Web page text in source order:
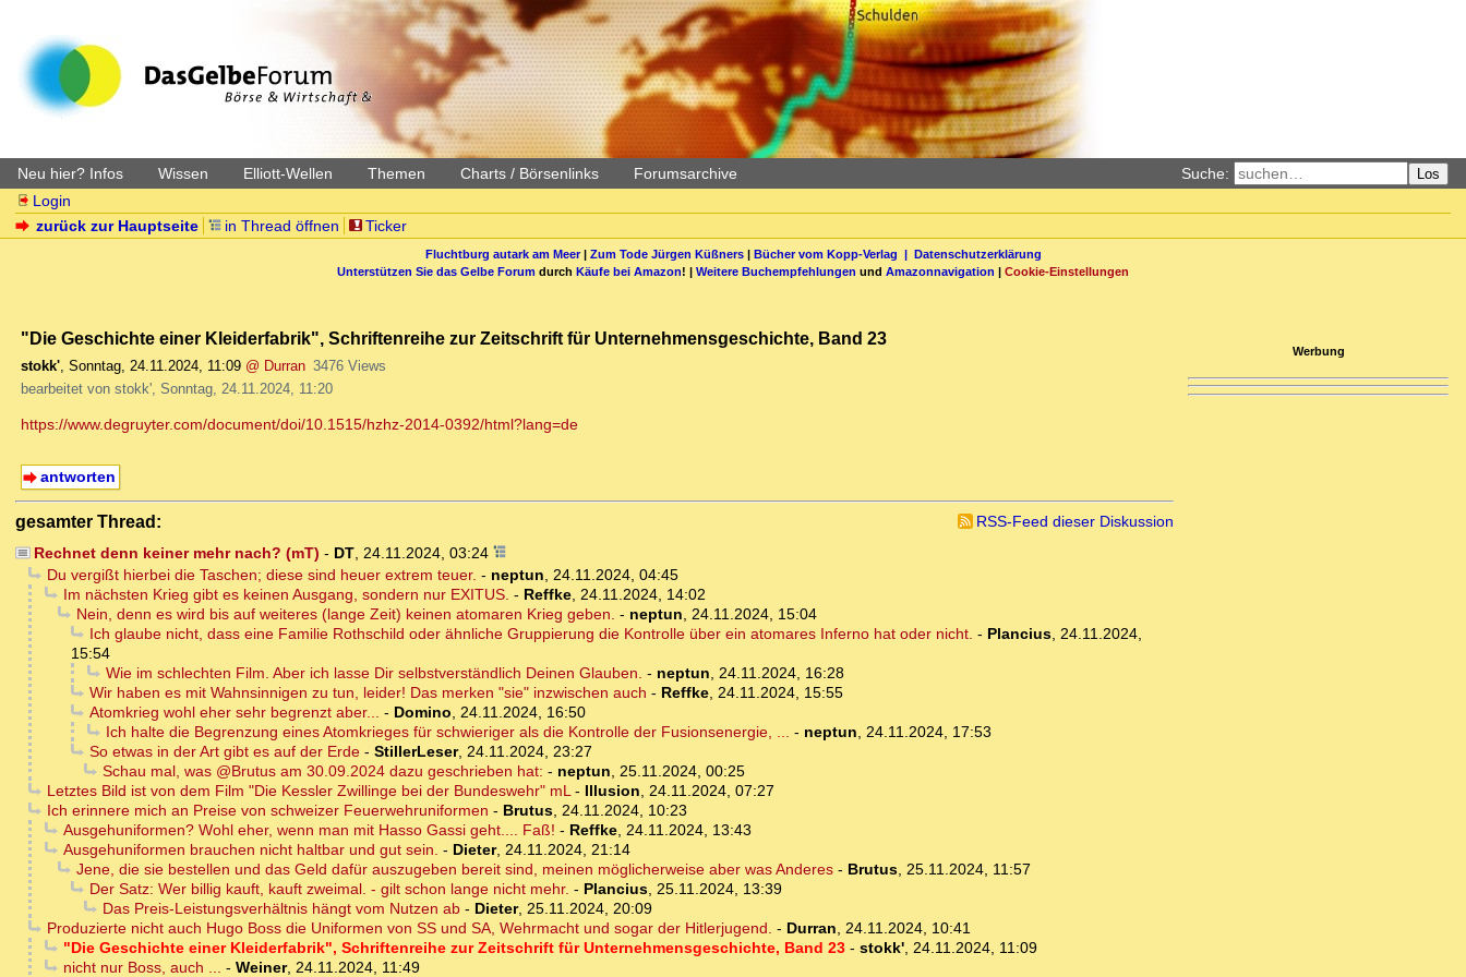
Neu hier? Infos Wissen Elliott-Wellen Themen Charts / Börsenlinks Forumsarchive Suche: Los
Login
zurück zur Hauptseite
in Thread öffnen Ticker
Fluchtburg autark am Meer| Zum Tode Jürgen Küßners| Bücher vom Kopp-Verlag | Datenschutzerklärung
Unterstützen Sie das Gelbe Forum durch Käufe bei Amazon! | Weitere Buchempfehlungen und Amazonnavigation | Cookie-Einstellungen
"Die Geschichte einer Kleiderfabrik", Schriftenreihe zur Zeitschrift für Unternehmensgeschichte, Band 23
stokk', Sonntag, 24.11.2024, 11:09 @ Durran 3476 Views
bearbeitet von stokk', Sonntag, 24.11.2024, 11:20
https://www.degruyter.com/document/doi/10.1515/hzhz-2014-0392/html?lang=de
antworten
gesamter Thread:
RSS-Feed dieser Diskussion
Rechnet denn keiner mehr nach? (mT) - DT, 24.11.2024, 03:24
Du vergißt hierbei die Taschen; diese sind heuer extrem teuer. - neptun, 24.11.2024, 04:45
Im nächsten Krieg gibt es keinen Ausgang, sondern nur EXITUS. - Reffke, 24.11.2024, 14:02
Nein, denn es wird bis auf weiteres (lange Zeit) keinen atomaren Krieg geben. - neptun, 24.11.2024, 15:04
Ich glaube nicht, dass eine Familie Rothschild oder ähnliche Gruppierung die Kontrolle über ein atomares Inferno hat oder nicht. - Plancius, 24.11.2024,
15:54
Wie im schlechten Film. Aber ich lasse Dir selbstverständlich Deinen Glauben. - neptun, 24.11.2024, 16:28
Wir haben es mit Wahnsinnigen zu tun, leider! Das merken "sie" inzwischen auch - Reffke, 24.11.2024, 15:55
Atomkrieg wohl eher sehr begrenzt aber... - Domino, 24.11.2024, 16:50
Ich halte die Begrenzung eines Atomkrieges für schwieriger als die Kontrolle der Fusionsenergie, ... - neptun, 24.11.2024, 17:53
So etwas in der Art gibt es auf der Erde- StillerLeser, 24.11.2024, 23:27
Schau mal, was @Brutus am 30.09.2024 dazu geschrieben hat: - neptun, 25.11.2024, 00:25
Letztes Bild ist von dem Film "Die Kessler Zwillinge bei der Bundeswehr" mL- Illusion, 24.11.2024, 07:27
Ich erinnere mich an Preise von schweizer Feuerwehruniformen - Brutus, 24.11.2024, 10:23
Ausgehuniformen? Wohl eher, wenn man mit Hasso Gassi geht.... Faß! - Reffke, 24.11.2024, 13:43
Ausgehuniformen brauchen nicht haltbar und gut sein. - Dieter, 24.11.2024, 21:14
Jene, die sie bestellen und das Geld dafür auszugeben bereit sind, meinen möglicherweise aber was Anderes- Brutus, 25.11.2024, 11:57
Der Satz: Wer billig kauft, kauft zweimal. - gilt schon lange nicht mehr. - Plancius, 25.11.2024, 13:39
Das Preis-Leistungsverhältnis hängt vom Nutzen ab- Dieter, 25.11.2024, 20:09
Produzierte nicht auch Hugo Boss die Uniformen von SS und SA, Wehrmacht und sogar der Hitlerjugend. - Durran, 24.11.2024, 10:41
"Die Geschichte einer Kleiderfabrik", Schriftenreihe zur Zeitschrift für Unternehmensgeschichte, Band 23- stokk', 24.11.2024, 11:09
nicht nur Boss, auch ... - Weiner, 24.11.2024, 11:49
Werbung